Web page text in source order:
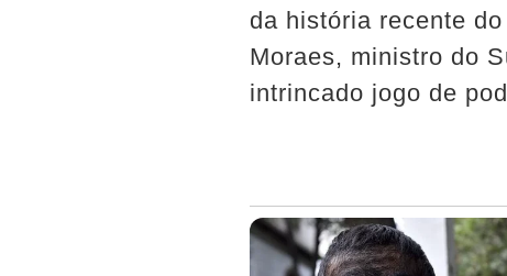
da história recente
Moraes, ministro do
intrincado jogo de